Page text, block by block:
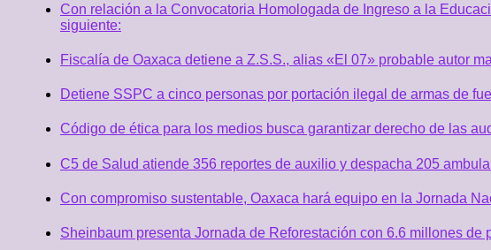
Con relación a la Convocatoria Homologada de Ingreso a la
siguiente:
Fiscalía de Oaxaca detiene a Z.S.S., alias «El 07» probable autor
Detiene SSPC a cinco personas por portación ilegal de armas de
Código de ética para los medios busca garantizar derecho de las
C5 de Salud atiende 356 reportes de auxilio y despacha 205
Con compromiso sustentable, Oaxaca hará equipo en la Jornada
Sheinbaum presenta Jornada de Reforestación con 6.6 millones de